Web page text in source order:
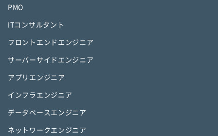
PMO
ITコンサルタント
フロントエンドエンジニア
サーバーサイドエンジニア
アプリエンジニア
インフラエンジニア
データベースエンジニア
ネットワークエンジニア